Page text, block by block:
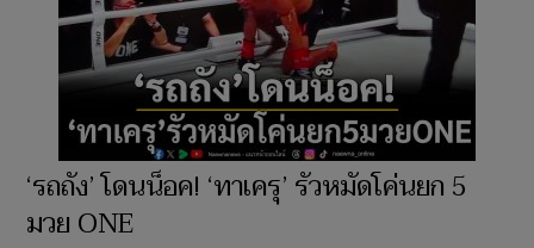
‘รถถัง’ โดนน็อค! ‘ทาเครุ’ รัวหมัดโค่นยก 5
มวย ONE